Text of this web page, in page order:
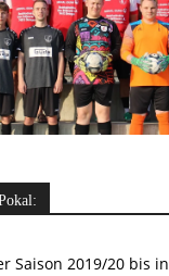
Saison 2019/20 bis